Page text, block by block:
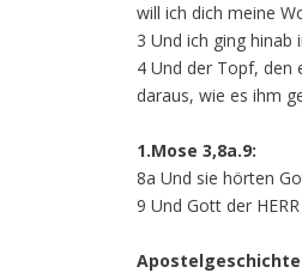
will ich dich meine
3 Und ich ging hinab
4 Und der Topf, den
daraus, wie es ihm
1.Mose 3,8a.9:
8a Und sie hörten
9 Und Gott der
Apostelgeschichte